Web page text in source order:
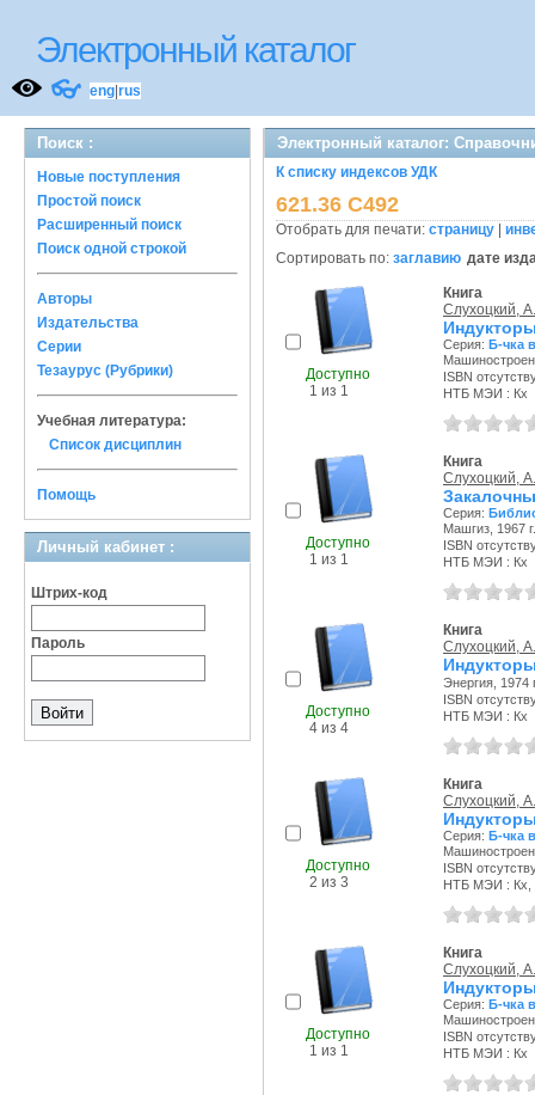
Электронный каталог
👓 eng rus
Поиск :
Новые поступления
Простой поиск
Расширенный поиск
Поиск одной строкой
Авторы
Издательства
Серии
Тезаурус (Рубрики)
Учебная литература:
Список дисциплин
Помощь
Личный кабинет :
Штрих-код
Пароль
Электронный каталог:
К списку индексов УДК
621.36 С492
Отобрать для печати: страницу
Сортировать по: заглавию дате
Доступно
1 из 1
Книга
Слухоцкий,
Серия: Б-чка
ISBN
НТБ МЭИ : Кх
Доступно
1 из 1
Книга
Слухоцкий,
Серия:
Машгиз, 1967 г.
ISBN
НТБ МЭИ : Кх
Доступно
4 из 4
Книга
Слухоцкий,
Энергия, 1974
ISBN
НТБ МЭИ : Кх
Доступно
2 из 3
Книга
Слухоцкий,
Серия: Б-чка
ISBN
НТБ МЭИ : Кх,
Доступно
1 из 1
Книга
Слухоцкий,
Серия: Б-чка
ISBN
НТБ МЭИ : Кх